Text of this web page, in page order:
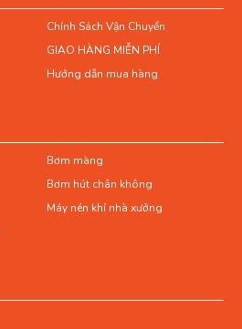
Chính Sách Vận Chuyển
GIAO HÀNG MIỄN PHÍ
Hướng dẫn mua hàng
Bơm màng
Bơm hút chân không
Máy nén khí nhà xưởng